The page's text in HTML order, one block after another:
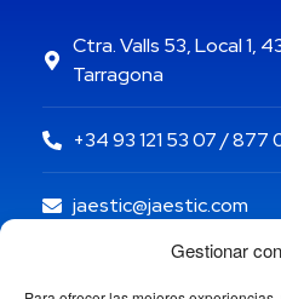
Gestionar
Ctra. Valls 53, Local 1,
Tarragona
+34 93 121 53 07 / 877
jaestic@jaestic.com